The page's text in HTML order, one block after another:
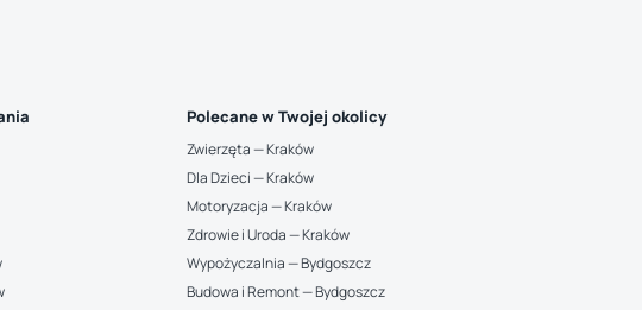
Polecane w Twojej okolicy
Zwierzęta — Kraków
Dla Dzieci — Kraków
Motoryzacja — Kraków
Zdrowie i Uroda — Kraków
Wypożyczalnia — Bydgoszcz
Budowa i Remont — Bydgoszcz